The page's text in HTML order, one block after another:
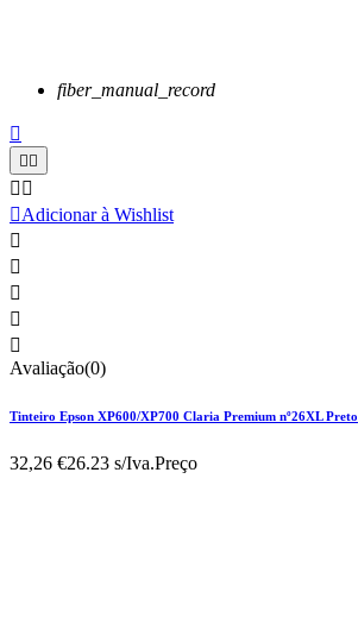
fiber_manual_record

 
 
Adicionar à Wishlist





Avaliação(0)
Tinteiro Epson XP600/XP700 Claria Premium nº26XL Preto
32,26 €26.23 s/Iva.Preço